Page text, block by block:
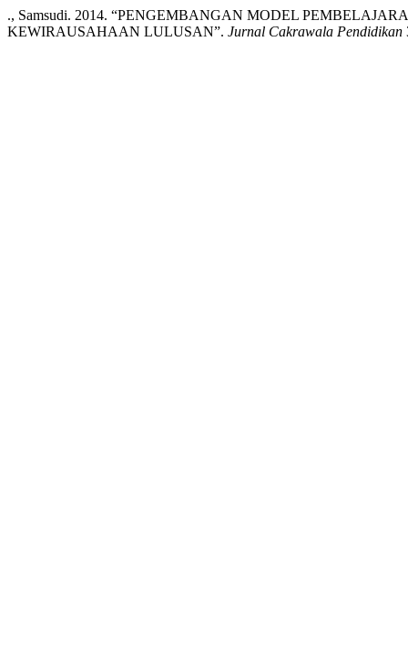
., Samsudi. 2014. “PENGEMBANGAN MODEL
KEWIRAUSAHAAN LULUSAN”. Jurnal Cakrawala Pendidikan